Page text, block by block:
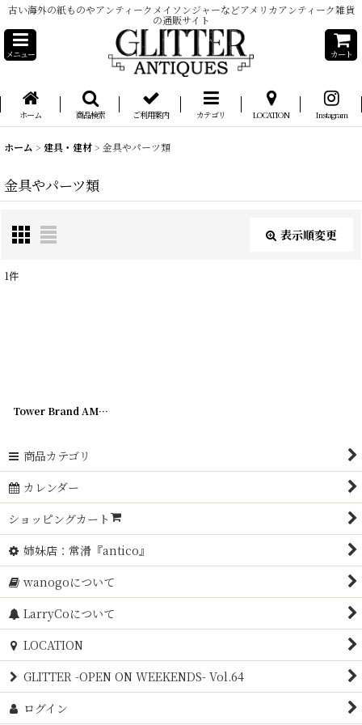
古い海外の紙ものやアンティークメイソンジャーなどアメリカアンティーク雑貨
の通販サイト
メニュー カート
ホーム 商品検索 ご利用案内 カテゴリ LOCATION Instagram
ホーム > 建具・建材> 金具やパーツ類
金具やパーツ類
表示順変更
閉じる
1件
Tower Brand AMERICAN CUT TACKS 釘
商品カテゴリ
カレンダー
ショッピングカート
姉妹店：常滑『antico』
wanogoについて
LarryCoについて
LOCATION
GLITTER -OPEN ON WEEKENDS- Vol.64
ログイン